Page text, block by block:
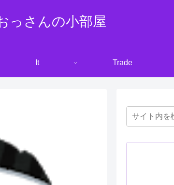
っさんの小部屋
It Trade